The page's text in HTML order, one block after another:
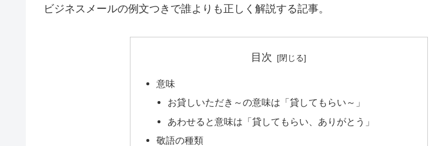
ビジネスメールの例文つきで誰よりも正しく解説する記事。
目次
意味
お貸しいただき～の意味は「貸してもらい～」
あわせると意味は「貸してもらい、ありがとう」
敬語の種類